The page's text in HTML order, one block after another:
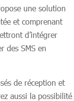
une solution
et comprenant
d’intégrer
des SMS en
de réception et
aussi la possibilité